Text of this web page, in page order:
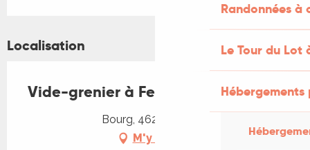
Randonnées
Le Tour du Lot
Localisation
Vide-grenier à Felzins
Bourg, 46270 Felzins
M'y rendre